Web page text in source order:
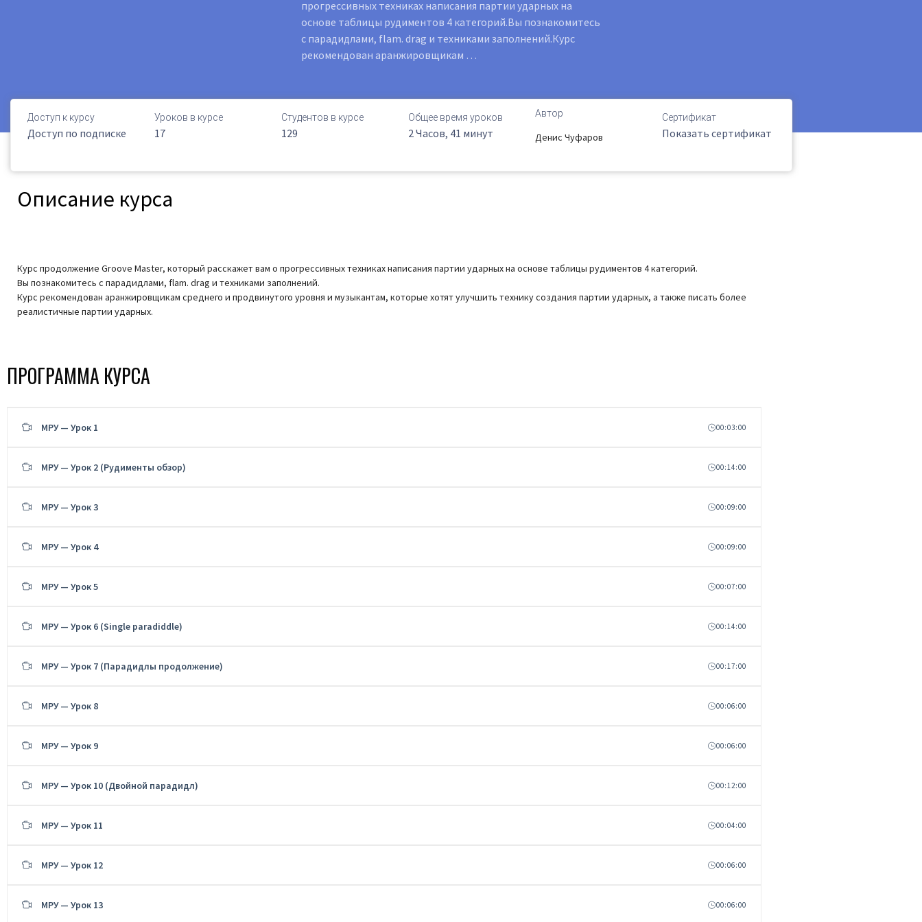
прогрессивных техниках написания партии ударных на
основе таблицы рудиментов 4 категорий.Вы познакомитесь
с парадидлами, flam. drag и техниками заполнений.Курс
рекомендован аранжировщикам …
Доступ к курсу
Доступ по подписке
Уроков в курсе
17
Студентов в курсе
129
Общее время уроков
2 Часов, 41 минут
Автор
Денис Чуфаров
Сертификат
Показать сертификат
Описание курса
Курс продолжение Groove Master, который расскажет вам о прогрессивных техниках написания партии ударных на основе таблицы рудиментов 4 категорий.
Вы познакомитесь с парадидлами, flam. drag и техниками заполнений.
Курс рекомендован аранжировщикам среднего и продвинутого уровня и музыкантам, которые хотят улучшить технику создания партии ударных, а также писать более
реалистичные партии ударных.
ПРОГРАММА КУРСА
МРУ — Урок 1 00:03:00
МРУ — Урок 2 (Рудименты обзор) 00:14:00
МРУ — Урок 3 00:09:00
МРУ — Урок 4 00:09:00
МРУ — Урок 5 00:07:00
МРУ — Урок 6 (Single paradiddle) 00:14:00
МРУ — Урок 7 (Парадидлы продолжение) 00:17:00
МРУ — Урок 8 00:06:00
МРУ — Урок 9 00:06:00
МРУ — Урок 10 (Двойной парадидл) 00:12:00
МРУ — Урок 11 00:04:00
МРУ — Урок 12 00:06:00
МРУ — Урок 13 00:06:00